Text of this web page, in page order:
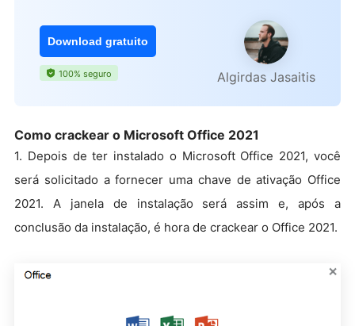
Download gratuito
100% seguro Algirdas Jasaitis
Como crackear o Microsoft Office 2021
1. Depois de ter instalado o Microsoft Office 2021, você
será solicitado a fornecer uma chave de ativação Office
2021. A janela de instalação será assim e, após a
conclusão da instalação, é hora de crackear o Office 2021.